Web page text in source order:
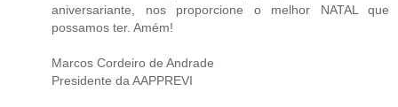
aniversariante, nos proporcione o melhor NATAL que
possamos ter. Amém!
Marcos Cordeiro de Andrade
Presidente da AAPPREVI